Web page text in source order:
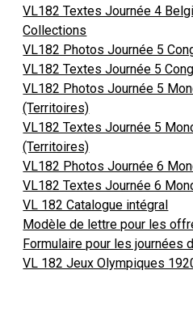
VL182 Textes Journée 4
Collections
VL182 Photos Journée 5
VL182 Textes Journée 5
VL182 Photos Journée 5
(Territoires)
VL182 Textes Journée 5
(Territoires)
VL182 Photos Journée 6
VL182 Textes Journée 6
VL 182 Catalogue intégral
Modèle de lettre pour les
Formulaire pour les journées
VL 182 Jeux Olympiques